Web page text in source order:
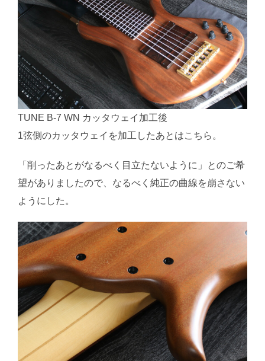
TUNE B-7 WN カッタウェイ加工後
1弦側のカッタウェイを加工したあとはこちら。
「削ったあとがなるべく目立たないように」とのご希
望がありましたので、なるべく純正の曲線を崩さない
ようにした。